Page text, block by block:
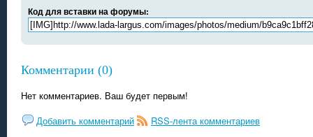
Код для вставки на форумы:
Комментарии (0)
Нет комментариев. Ваш будет первым!
Добавить комментарий
RSS-лента комментариев